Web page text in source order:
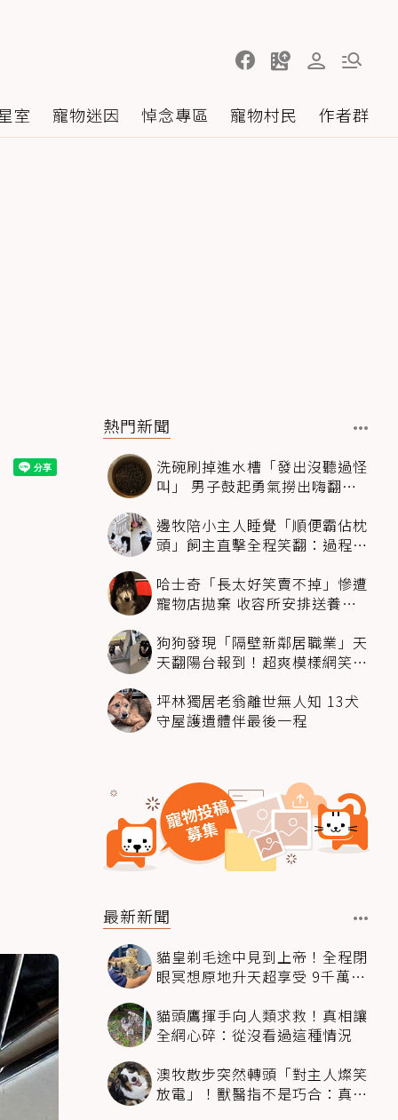
室 寵物迷因 悼念專區 寵物村民 作者群
熱門新聞
洗碗刷掉進水槽「發出沒聽過怪
叫」 男子鼓起勇氣撈出嗨翻：
邊牧陪小主人睡覺「順便霸佔枕
頭」飼主直擊全程笑翻：過程絲
哈士奇「長太好笑賣不掉」慘遭
寵物店拋棄 收容所安排送養活
狗狗發現「隔壁新鄰居職業」天
天翻陽台報到！超爽模樣網笑
坪林獨居老翁離世無人知 13犬
守屋護遺體伴最後一程
最新新聞
貓皇剃毛途中見到上帝！全程閉
眼冥想原地升天超享受 9千萬人
貓頭鷹揮手向人類求救！真相讓
全網心碎：從沒看過這種情況
澳牧散步突然轉頭「對主人燦笑
放電」！獸醫指不是巧合：真相